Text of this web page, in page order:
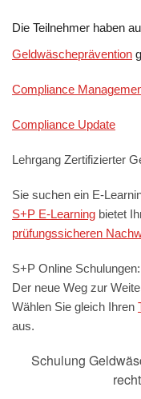
Die Teilnehmer haben
Geldwäscheprävention
Compliance
Compliance Update
Lehrgang Zertifizierter
Sie suchen ein E-
S+P E-Learning bietet
prüfungssicheren
S+P Online
Der neue Weg zur
Wählen Sie gleich Ihren
aus.
Schulung